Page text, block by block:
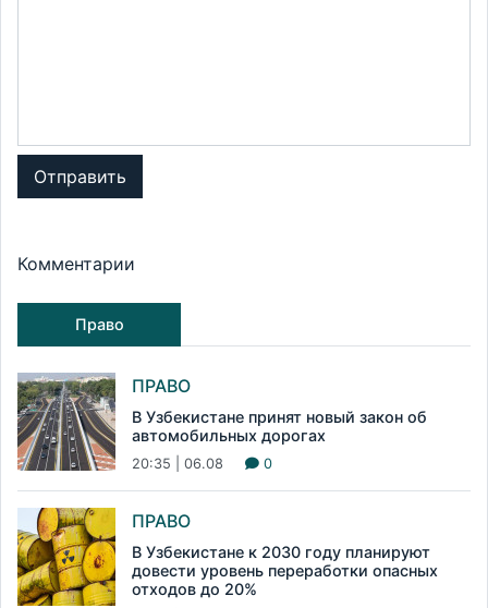
Отправить
Комментарии
Право
ПРАВО
В Узбекистане принят новый закон об
автомобильных дорогах
20:35 | 06.08 0
ПРАВО
В Узбекистане к 2030 году планируют
довести уровень переработки опасных
отходов до 20%